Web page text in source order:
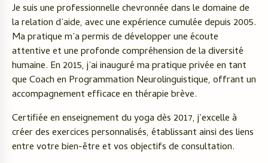
Je suis une professionnelle chevronnée dans le domaine de
la relation d’aide, avec une expérience cumulée depuis 2005.
Ma pratique m’a permis de développer une écoute
attentive et une profonde compréhension de la diversité
humaine. En 2015, j’ai inauguré ma pratique privée en tant
que Coach en Programmation Neurolinguistique, offrant un
accompagnement efficace en thérapie brève.
Certifiée en enseignement du yoga dès 2017, j’excelle à
créer des exercices personnalisés, établissant ainsi des liens
entre votre bien-être et vos objectifs de consultation.